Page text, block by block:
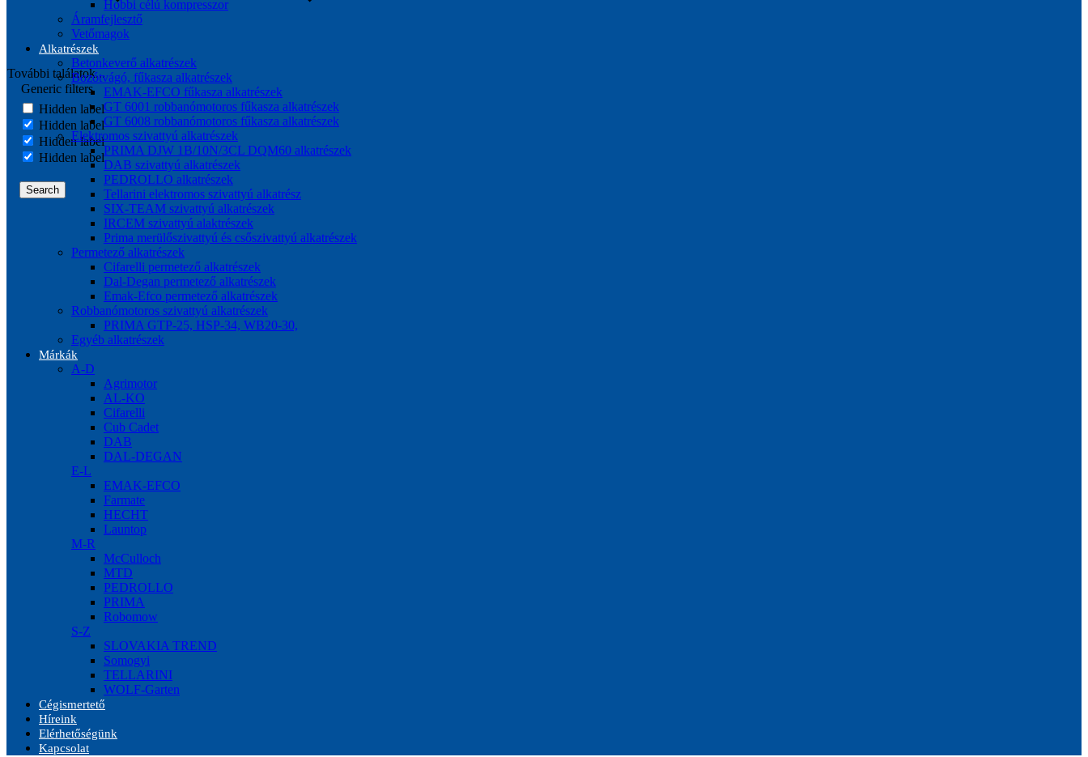
További találatok...
Generic filters
Hidden label
Hidden label
Hidden label
Hidden label
Search
Hobbi célú kompresszor
Áramfejlesztő
Vetőmagok
Alkatrészek
Betonkeverő alkatrészek
Bozótvágó, fűkasza alkatrészek
EMAK-EFCO fűkasza alkatrészek
GT 6001 robbanómotoros fűkasza alkatrészek
GT 6008 robbanómotoros fűkasza alkatrészek
Elektromos szivattyú alkatrészek
PRIMA DJW 1B/10N/3CL DQM60 alkatrészek
DAB szivattyú alkatrészek
PEDROLLO alkatrészek
Tellarini elektromos szivattyú alkatrész
SIX-TEAM szivattyú alkatrészek
IRCEM szivattyú alaktrészek
Prima merülőszivattyú és csőszivattyú alkatrészek
Permetező alkatrészek
Cifarelli permetező alkatrészek
Dal-Degan permetező alkatrészek
Emak-Efco permetező alkatrészek
Robbanómotoros szivattyú alkatrészek
PRIMA GTP-25, HSP-34, WB20-30,
Egyéb alkatrészek
Márkák
A-D
Agrimotor
AL-KO
Cifarelli
Cub Cadet
DAB
DAL-DEGAN
E-L
EMAK-EFCO
Farmate
HECHT
Launtop
M-R
McCulloch
MTD
PEDROLLO
PRIMA
Robomow
S-Z
SLOVAKIA TREND
Somogyi
TELLARINI
WOLF-Garten
Cégismertető
Híreink
Elérhetőségünk
Kapcsolat